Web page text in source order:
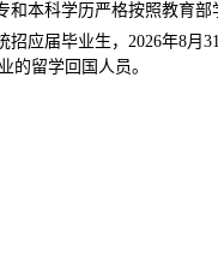
本科学历严格按照教育
应届毕业生，2026年8
的留学回国人员。